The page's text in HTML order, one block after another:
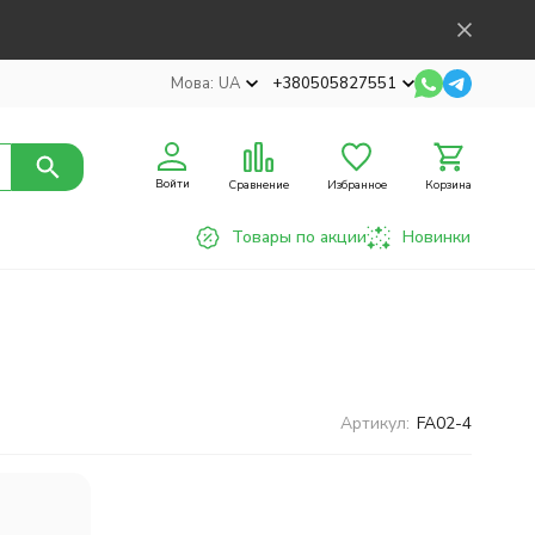
Мова: UA +380505827551
Войти Сравнение Избранное Корзина
Товары по акции Новинки
Артикул: FA02-4